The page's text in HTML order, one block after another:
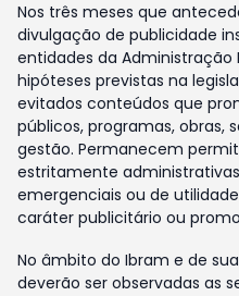
Nos três meses que
divulgação de publicidade
entidades da Administração
hipóteses previstas na
evitados conteúdos que
públicos, programas, obras,
gestão. Permanecem
estritamente
emergenciais ou de
caráter publicitário ou
No âmbito do Ibram e de
deverão ser observadas as